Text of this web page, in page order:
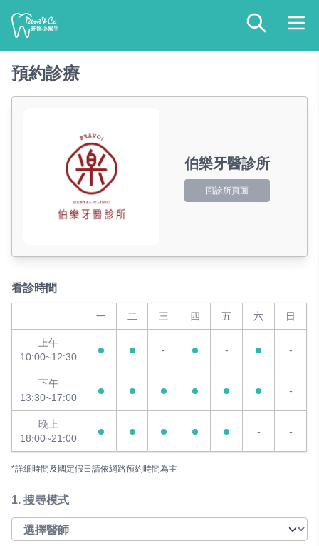
預約診療
伯樂牙醫診所
回診所頁面
看診時間
一 二 三 四 五 六 日
上午
10:00~12:30
- - -
下午
13:30~17:00
-
晚上
18:00~21:00
- -
*詳細時間及國定假日請依網路預約時間為主
1. 搜尋模式